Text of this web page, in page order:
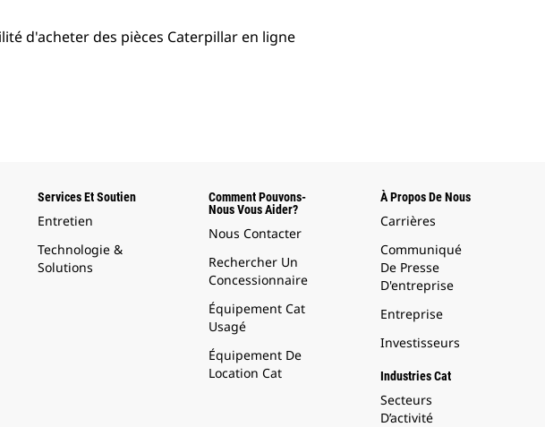
d'acheter des pièces Caterpillar en ligne
Services Et Soutien
Entretien
Technologie &
Solutions
Comment Pouvons-
Nous Vous Aider?
Nous Contacter
Rechercher Un
Concessionnaire
Équipement Cat
Usagé
Équipement De
Location Cat
À Propos De Nous
Carrières
Communiqué
De Presse
D'entreprise
Entreprise
Investisseurs
Industries Cat
Secteurs
D’activité